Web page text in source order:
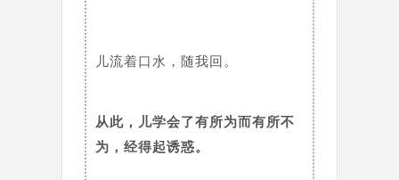
儿流着口水，随我回。
从此，儿学会了有所为而有所不
为，经得起诱惑。